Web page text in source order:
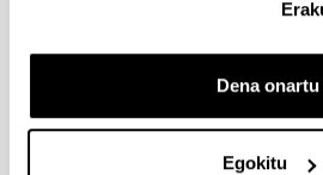
Dena onartu
Egokitu
Ikusinorakoak, baldintzak eta
zentroko webgunean.